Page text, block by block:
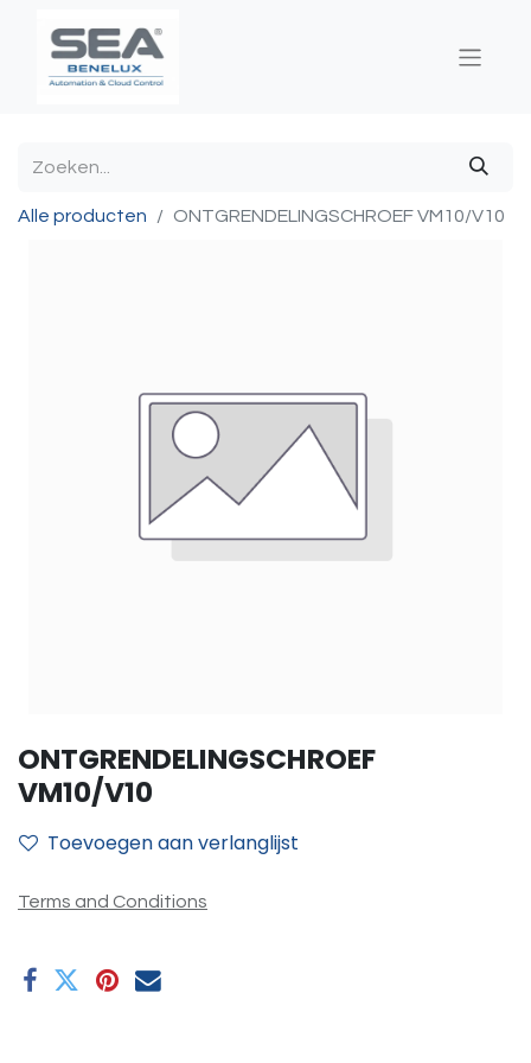
Alle producten ONTGRENDELINGSCHROEF VM10/V10
ONTGRENDELINGSCHROEF
VM10/V10
Toevoegen aan verlanglijst
Terms and Conditions